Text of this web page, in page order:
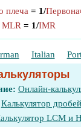
плеча = 1/
MLR = 1/IMR
Italian
Онлайн-
Калькулятор дробей
LCM и